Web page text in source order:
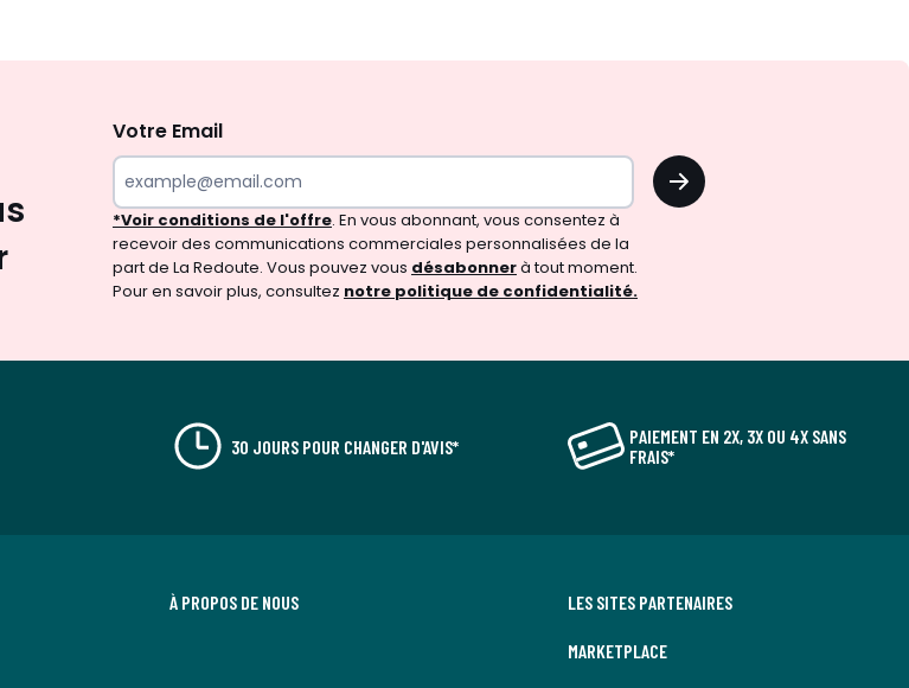
Votre Email
OK
*Voir conditions de l'offre. En vous abonnant, vous consentez à
recevoir des communications commerciales personnalisées de la
part de La Redoute. Vous pouvez vous désabonnerà tout moment.
Pour en savoir plus, consultez notre politique de confidentialité.
30 JOURS POUR CHANGER D'AVIS*
PAIEMENT EN 2X, 3X OU 4X SANS
FRAIS*
À PROPOS DE NOUS LES SITES PARTENAIRES
MARKETPLACE